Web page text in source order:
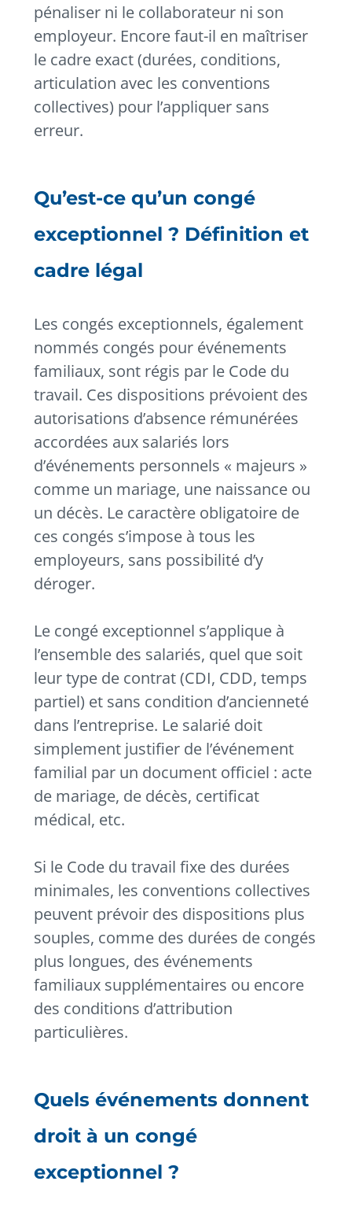
pénaliser ni le collaborateur ni son
employeur. Encore faut-il en maîtriser
le cadre exact (durées, conditions,
articulation avec les conventions
collectives) pour l’appliquer sans
erreur.
Qu’est-ce qu’un congé
exceptionnel ? Définition et
cadre légal
Les congés exceptionnels, également
nommés congés pour événements
familiaux, sont régis par le Code du
travail. Ces dispositions prévoient des
autorisations d’absence rémunérées
accordées aux salariés lors
d’événements personnels « majeurs »
comme un mariage, une naissance ou
un décès. Le caractère obligatoire de
ces congés s’impose à tous les
employeurs, sans possibilité d’y
déroger.
Le congé exceptionnel s’applique à
l’ensemble des salariés, quel que soit
leur type de contrat (CDI, CDD, temps
partiel) et sans condition d’ancienneté
dans l’entreprise. Le salarié doit
simplement justifier de l’événement
familial par un document officiel : acte
de mariage, de décès, certificat
médical, etc.
Si le Code du travail fixe des durées
minimales, les conventions collectives
peuvent prévoir des dispositions plus
souples, comme des durées de congés
plus longues, des événements
familiaux supplémentaires ou encore
des conditions d’attribution
particulières.
Quels événements donnent
droit à un congé
exceptionnel ?